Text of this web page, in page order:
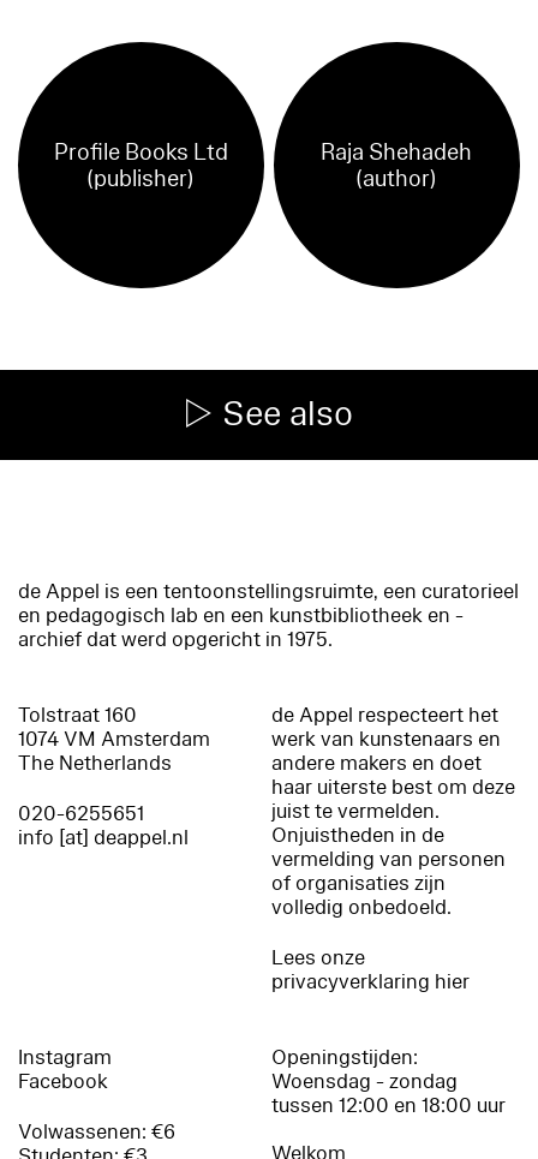
Profile Books Ltd
(publisher)
Raja Shehadeh
(author)
See also
de Appel is een tentoonstellingsruimte, een curatorieel
en pedagogisch lab en een kunstbibliotheek en -
archief dat werd opgericht in 1975.
Tolstraat 160
1074 VM Amsterdam
The Netherlands
020-6255651
info [at] deappel.nl
de Appel respecteert het
werk van kunstenaars en
andere makers en doet
haar uiterste best om deze
juist te vermelden.
Onjuistheden in de
vermelding van personen
of organisaties zijn
volledig onbedoeld.
Lees onze
privacyverklaring hier
Instagram
Facebook
Volwassenen: €6
Openingstijden:
Woensdag - zondag
tussen 12:00 en 18:00 uur